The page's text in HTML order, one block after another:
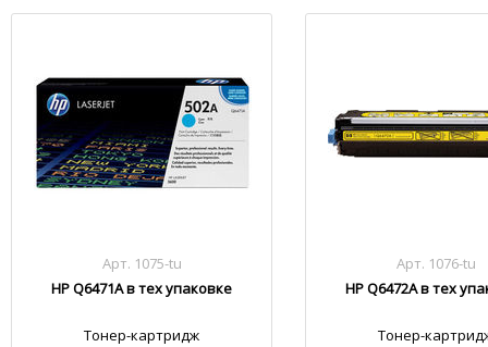
Арт. 1075-tu
HP Q6471A в тех упаковке
Тонер-картридж
Арт. 1076-tu
HP Q6472A в тех
Тонер-